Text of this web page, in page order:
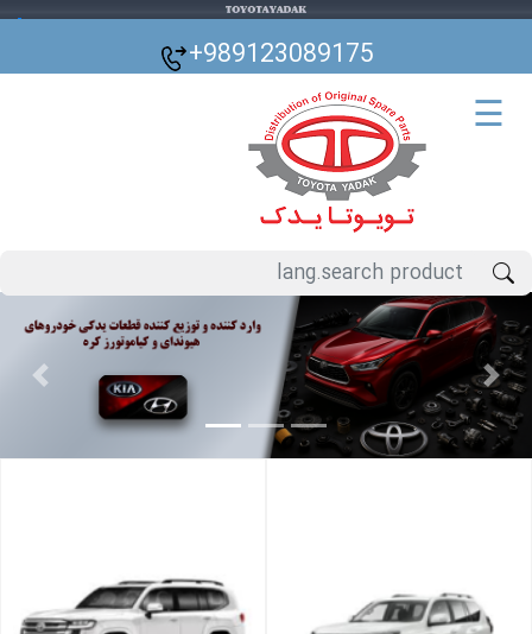
🌙 +989123089175
☰
Previous Next